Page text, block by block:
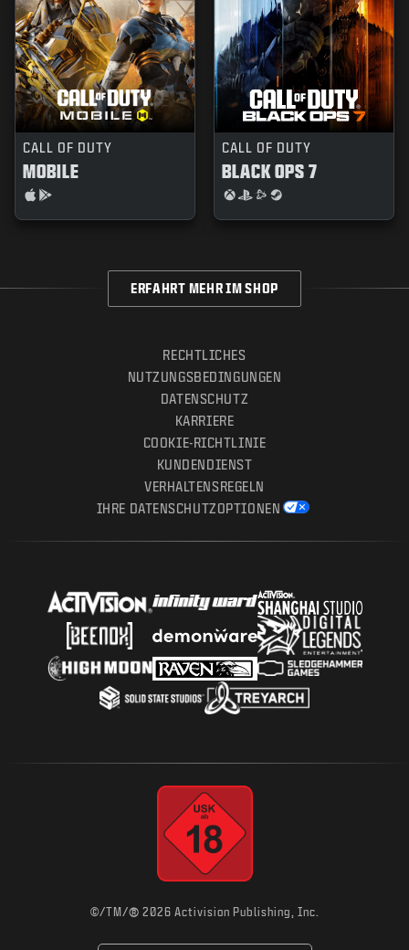
CALL OF DUTY
MOBILE
CALL OF DUTY
BLACK OPS 7
ERFAHRT MEHR IM SHOP
RECHTLICHES
NUTZUNGSBEDINGUNGEN
DATENSCHUTZ
KARRIERE
COOKIE-RICHTLINIE
KUNDENDIENST
VERHALTENSREGELN
IHRE DATENSCHUTZOPTIONEN
©/TM/® 2026 Activision Publishing, Inc.